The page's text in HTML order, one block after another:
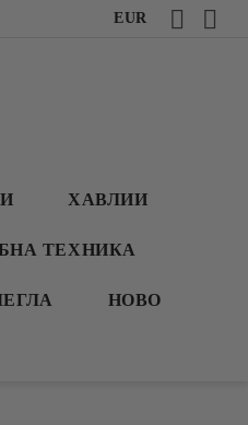
EUR
ХАВЛИИ
ТЕХНИКА
НОВО